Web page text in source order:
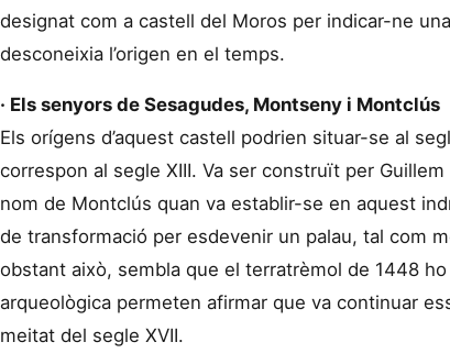
designat com a castell del Moros per indicar-ne
desconeixia l’origen en el temps.
· Els senyors de Sesagudes, Montseny i Montclús
Els orígens d’aquest castell podrien situar-se al
correspon al segle XIII. Va ser construït per
nom de Montclús quan va establir-se en aquest
de transformació per esdevenir un palau, tal com
obstant això, sembla que el terratrèmol de 1448
arqueològica permeten afirmar que va continuar
meitat del segle XVII.